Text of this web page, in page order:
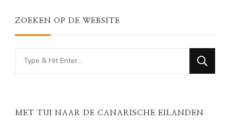
ZOEKEN OP DE WEBSITE
Looking
for
MET TUI NAAR DE CANARISCHE EILANDEN